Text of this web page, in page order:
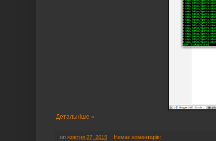
Детальніше »
on жовтня 27, 2015
Немає коментарів: